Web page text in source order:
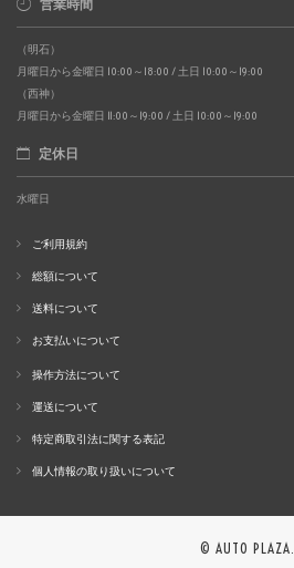
営業時間
（明石）
月曜日から金曜日 10:00～18:00 / 土日 10:00～19:00
（西神）
月曜日から金曜日 11:00～19:00 / 土日 10:00～19:00
定休日
水曜日
ご利用規約
総額について
送料について
お支払いについて
操作方法について
運送について
特定商取引法に関する表記
個人情報の取り扱いについて
© AUTO PLAZA.